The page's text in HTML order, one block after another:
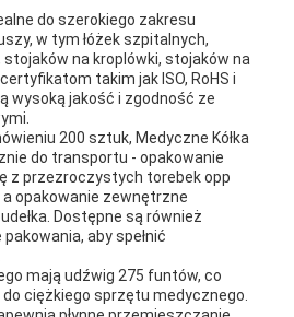
do szerokiego zakresu
w tym łóżek szpitalnych,
na kroplówki, stojaków na
takim jak ISO, RoHS i
wysoką jakość i zgodność ze
200 sztuk, Medyczne Kółka
do transportu - opakowanie
z przezroczystych torebek opp
opakowanie zewnętrzne
Dostępne są również
aby spełnić
mają udźwig 275 funtów, co
ciężkiego sprzętu medycznego.